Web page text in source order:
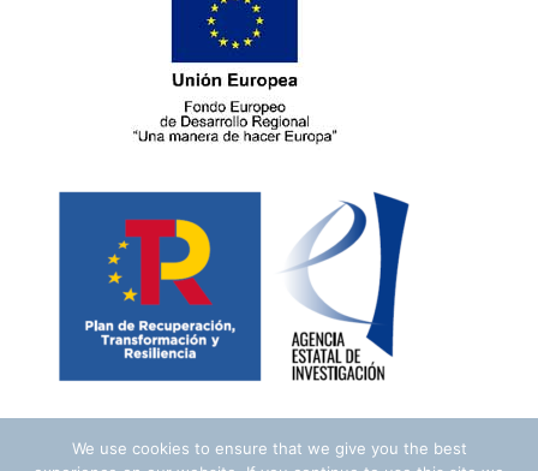
We use cookies to ensure that we give you the best